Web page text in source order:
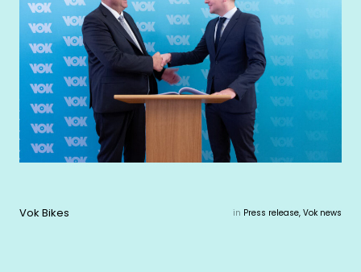
Vok Bikes in Press release, Vok news